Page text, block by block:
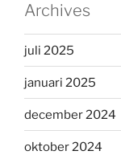
Archives
juli 2025
januari 2025
december 2024
oktober 2024